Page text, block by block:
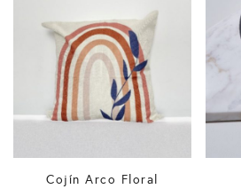
Cojín Arco Floral